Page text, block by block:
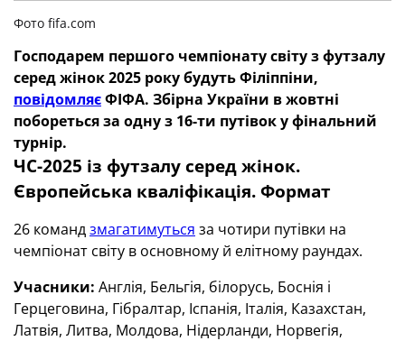
Фото fifa.com
Господарем першого чемпіонату світу з футзалу
серед жінок 2025 року будуть Філіппіни,
повідомляєФІФА. Збірна України в жовтні
побореться за одну з 16-ти путівок у фінальний
турнір.
ЧС-2025 із футзалу серед жінок.
Європейська кваліфікація. Формат
26 командзмагатимуться за чотири путівки на
чемпіонат світу в основному й елітному раундах.
Учасники: Англія, Бельгія, білорусь, Боснія і
Герцеговина, Гібралтар, Іспанія, Італія, Казахстан,
Латвія, Литва, Молдова, Нідерланди, Норвегія,